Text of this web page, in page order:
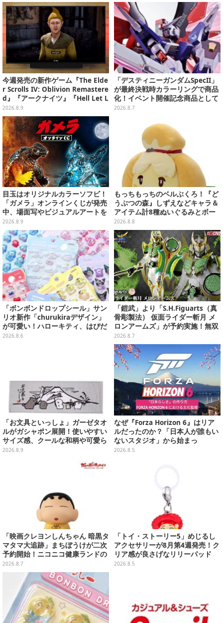
今週発売の新作ゲーム『The Elde
r Scrolls IV: Oblivion Remastere
d』『アークナイツ』『Hell Let L
oose: Vietnam』他
2026.8.9
「デスティニーガンダムSpecII」
が最終決戦時カラーリングで商品
化！イベント開催記念商品として
METAL ROBOT魂に新登場
2026.8.7
目玉はオリジナルカラーソフビ！
「ガメラ」オンラインくじが発売
中、場面写やビジュアルアートを
使用した豪華賞品をラインナップ
2026.8.9
もっちもっちのベルぶくろ！『ど
うぶつの森』しずえなどキャラ＆
アイテム計8種ぬいぐるみとボー
ルチェーン付きマスコットが発売
2026.8.8
「ボンボンドロップシール」サン
リオ新作「churukiraデザイン」
が可愛い！ハローキティ、はぴだ
んぶいなど全8種類が順次展開
2026.8.6
「鎧武」より「S.H.Figuarts（真
骨彫製法） 仮面ライダー斬月 メ
ロンアームズ」が予約実施！無双
セイバー、メロンディフェンダー
が付属
2026.8.7
「お文具といっしょ」ガーゼタオ
ルがガシャポン展開！使いやすい
サイズ感、クールな和柄や可愛ら
しいお寿司など全4種
2026.8.9
なぜ『Forza Horizon 6』はリア
ルだったのか？「日本人が誰もい
ないスタジオ」から始まっ
た、“生活感のある日本"の作り方
2026.8.5
「映画クレヨンしんちゃん 暗黒タ
マタマ大追跡」まちぼうけが二次
予約開始！ニコニコ健康ランドの
服を着たしんちゃん&ひまわりに
「珠由良ブラザーズ」がラインナ
2026.8.7
「トイ・ストーリー5」めじるし
アクセサリーが8月第4週発売！ク
リア感が良さげなリリーパッド
や、ジェシーなど全5種ラインナ
2026.8.5